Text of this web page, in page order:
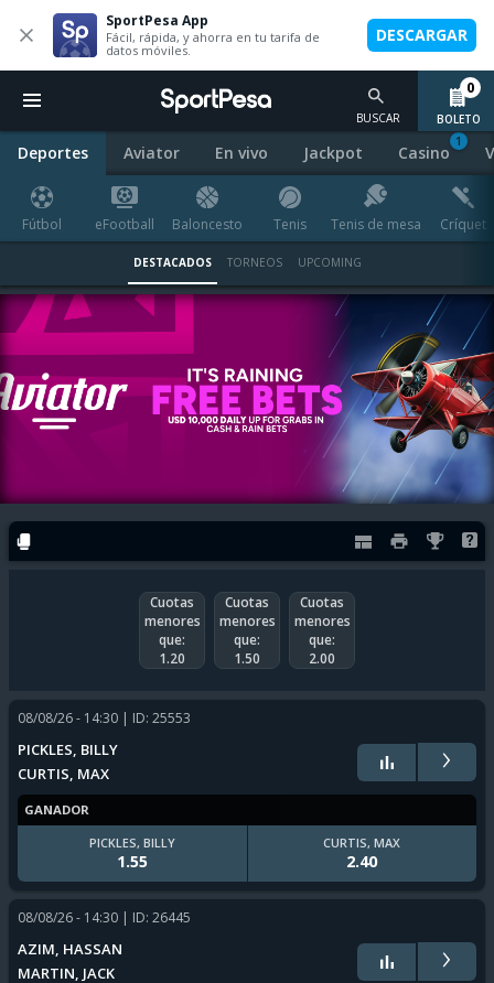
SportPesa App
Fácil, rápida, y ahorra en tu tarifa de
datos móviles.
DESCARGAR
BUSCAR BOLETO
0
Deportes Aviator En vivo Jackpot Casino
1
Fútbol eFootball Baloncesto Tenis Tenis de mesa Críquet
DESTACADOS TORNEOS UPCOMING
Cuotas
menores
que:
1.20
Cuotas
menores
que:
1.50
Cuotas
menores
que:
2.00
08/08/26 - 14:30 | ID: 25553
PICKLES, BILLY
CURTIS, MAX
›
GANADOR
PICKLES, BILLY
1.55
CURTIS, MAX
2.40
08/08/26 - 14:30 | ID: 26445
AZIM, HASSAN
MARTIN, JACK
›